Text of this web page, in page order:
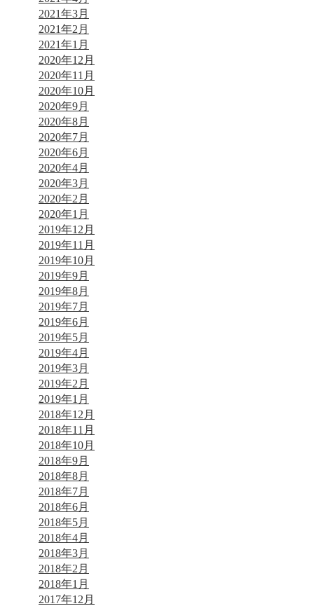
2021年3月
2021年2月
2021年1月
2020年12月
2020年11月
2020年10月
2020年9月
2020年8月
2020年7月
2020年6月
2020年4月
2020年3月
2020年2月
2020年1月
2019年12月
2019年11月
2019年10月
2019年9月
2019年8月
2019年7月
2019年6月
2019年5月
2019年4月
2019年3月
2019年2月
2019年1月
2018年12月
2018年11月
2018年10月
2018年9月
2018年8月
2018年7月
2018年6月
2018年5月
2018年4月
2018年3月
2018年2月
2018年1月
2017年12月